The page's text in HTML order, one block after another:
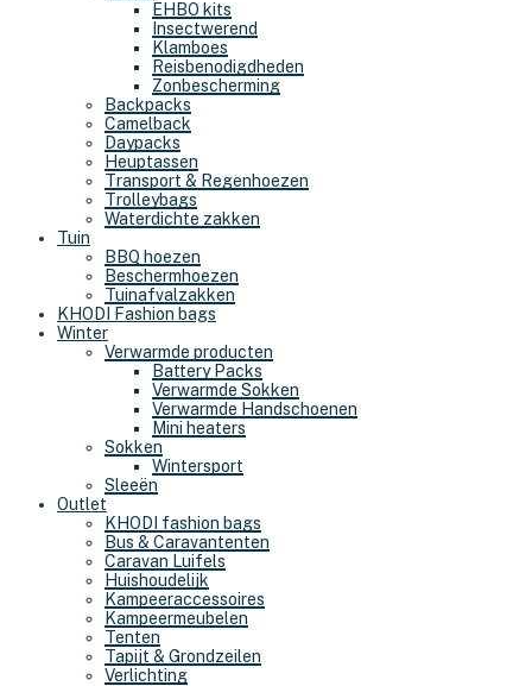
EHBO kits
Insectwerend
Klamboes
Reisbenodigdheden
Zonbescherming
Backpacks
Camelback
Daypacks
Heuptassen
Transport & Regenhoezen
Trolleybags
Waterdichte zakken
Tuin
BBQ hoezen
Beschermhoezen
Tuinafvalzakken
KHODI Fashion bags
Winter
Verwarmde producten
Battery Packs
Verwarmde Sokken
Verwarmde Handschoenen
Mini heaters
Sokken
Wintersport
Sleeën
Outlet
KHODI fashion bags
Bus & Caravantenten
Caravan Luifels
Huishoudelijk
Kampeeraccessoires
Kampeermeubelen
Tenten
Tapijt & Grondzeilen
Verlichting